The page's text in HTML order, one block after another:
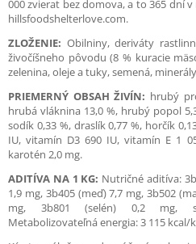
000 zvierat bez domova, a to 365 dní
hillsfoodshelterlove.com.
ZLOŽENIE: Obilniny, deriváty
živočíšneho pôvodu (8 % kuracie
zelenina, oleje a tuky, semená,
PRIEMERNÝ OBSAH ŽIVÍN: hrubý
hrubá vláknina 13,0 %, hrubý popol
sodík 0,33 %, draslík 0,77 %, horčík
IU, vitamín D3 690 IU, vitamín E 1
karotén 2,0 mg.
ADITÍVA NA 1 KG: Nutričné aditíva:
1,9 mg, 3b405 (meď) 7,7 mg, 3b502
mg, 3b801 (selén) 0,2 mg, s
Metabolizovateľná energia: 3 115 kcal/